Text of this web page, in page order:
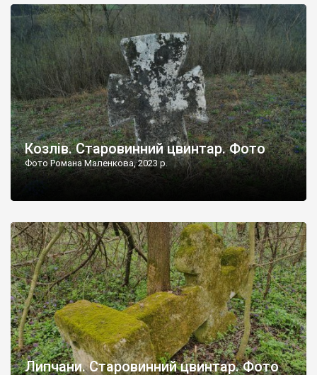
не видно, але видно дві стареньких колії у траві – […]
Козлів. Старовинний цвинтар. Фото
Фото Романа Маленкова, 2023 р.
Липчани. Старовинний цвинтар. Фото